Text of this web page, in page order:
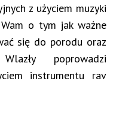
z użyciem muzyki
o tym jak ważne
się do porodu oraz
poprowadzi
instrumentu rav